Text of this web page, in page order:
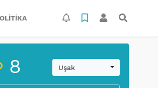
8 Uşak